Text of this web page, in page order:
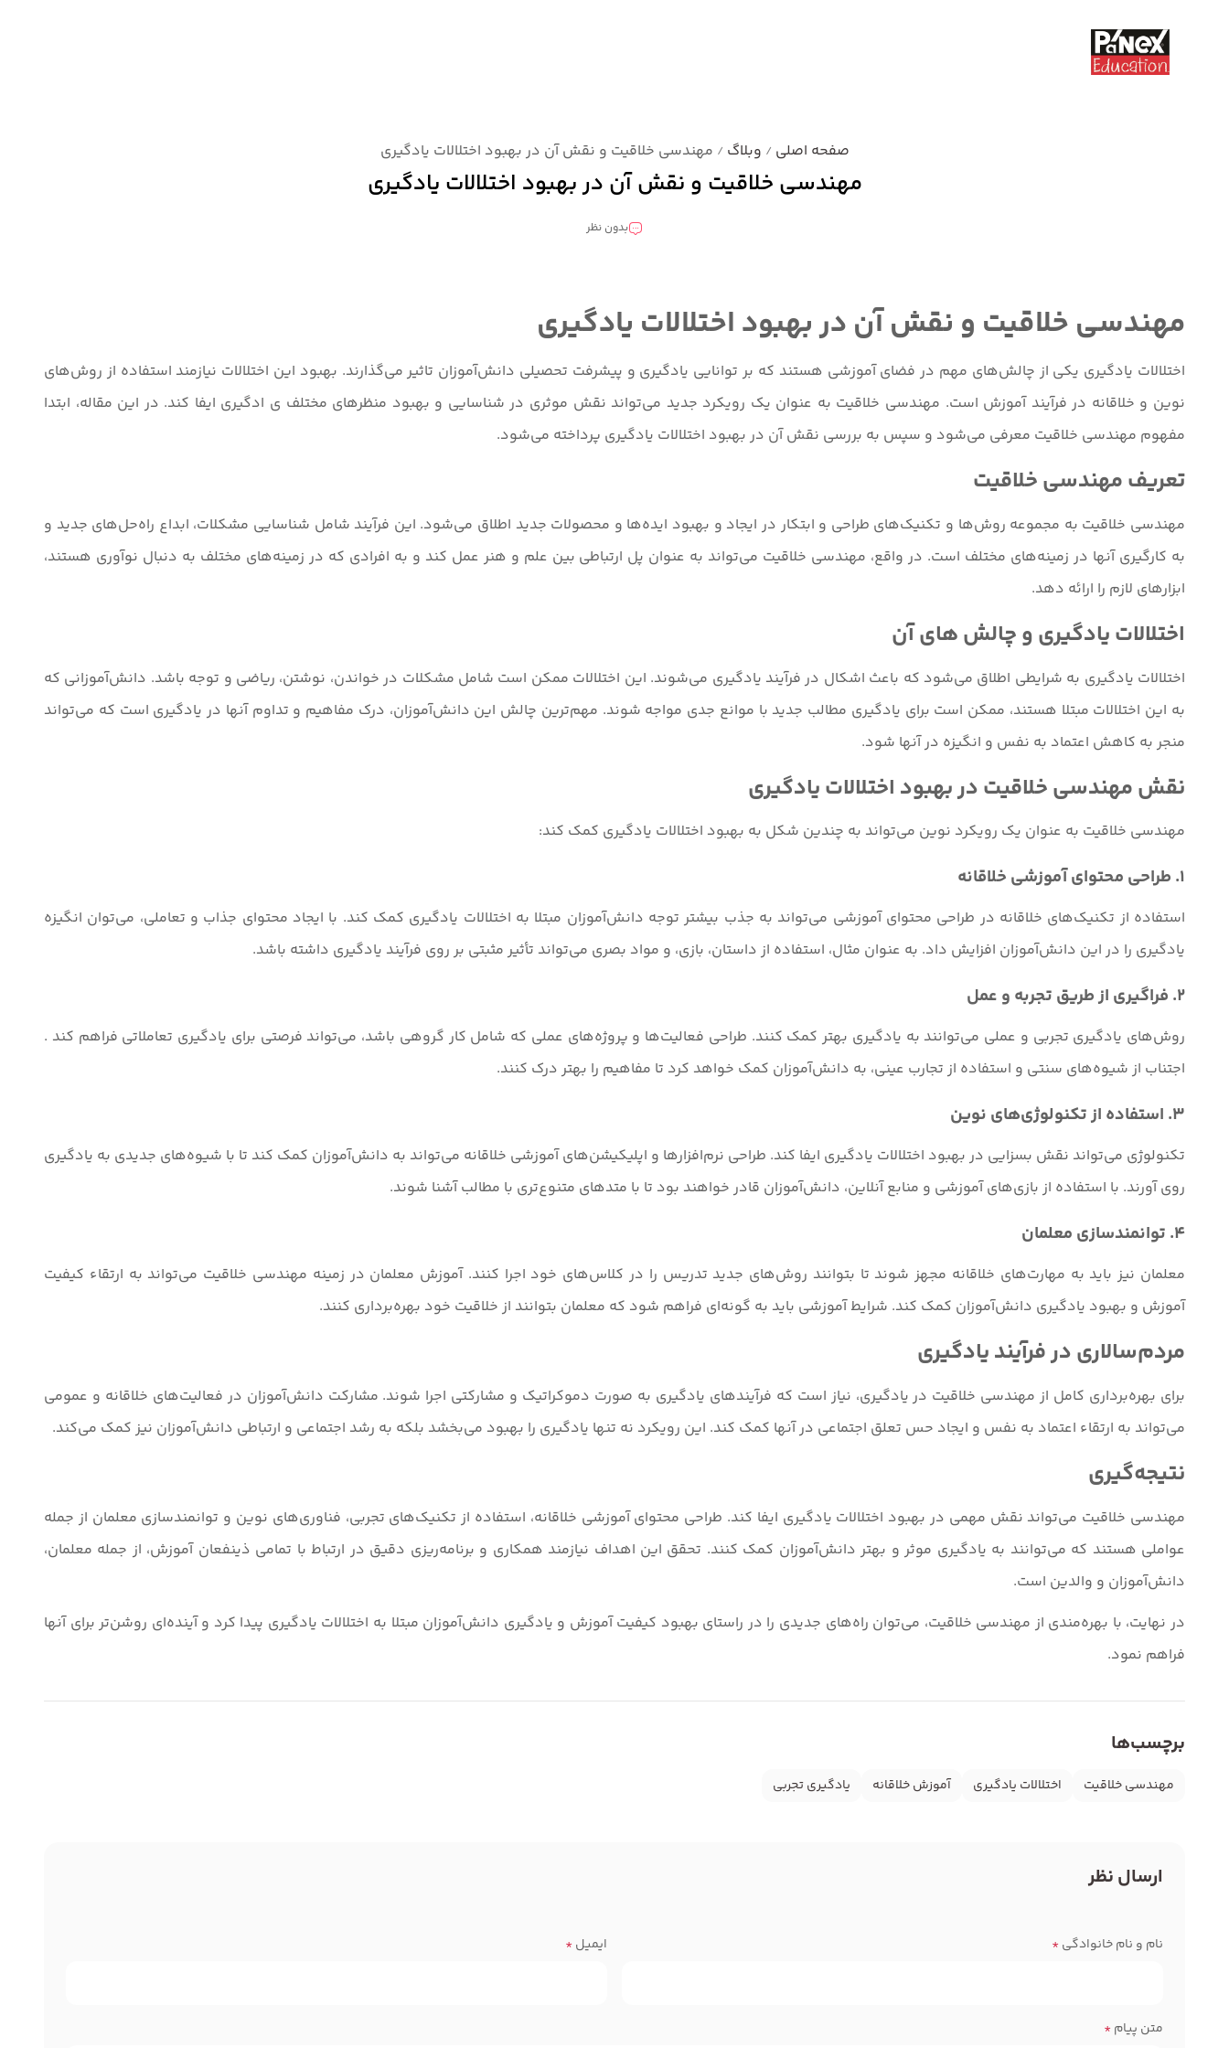
صفحه اصلی / وبلاگ / مهندسی خلاقیت و نقش آن در بهبود اختلالات یادگیری
مهندسی خلاقیت و نقش آن در بهبود اختلالات یادگیری
بدون نظر
مهندسی خلاقیت و نقش آن در بهبود اختلالات یادگیری
اختلالات یادگیری یکی از چالش‌های مهم در فضای آموزشی هستند که بر توانایی یادگیری و پیشرفت تحصیلی دانش‌آموزان تاثیر می‌گذارند. بهبود این اختلالات نیازمند استفاده از روش‌های
نوین و خلاقانه در فرآیند آموزش است. مهندسی خلاقیت به عنوان یک رویکرد جدید می‌تواند نقش موثری در شناسایی و بهبود منظرهای مختلف ی ادگیری ایفا کند. در این مقاله، ابتدا
مفهوم مهندسی خلاقیت معرفی می‌شود و سپس به بررسی نقش آن در بهبود اختلالات یادگیری پرداخته می‌شود.
تعریف مهندسی خلاقیت
مهندسی خلاقیت به مجموعه روش‌ها و تکنیک‌های طراحی و ابتکار در ایجاد و بهبود ایده‌ها و محصولات جدید اطلاق می‌شود. این فرآیند شامل شناسایی مشکلات، ابداع راه‌حل‌های جدید و
به کارگیری آنها در زمینه‌های مختلف است. در واقع، مهندسی خلاقیت می‌تواند به عنوان پل ارتباطی بین علم و هنر عمل کند و به افرادی که در زمینه‌های مختلف به دنبال نوآوری هستند،
ابزارهای لازم را ارائه دهد.
اختلالات یادگیری و چالش ‌های آن
اختلالات یادگیری به شرایطی اطلاق می‌شود که باعث اشکال در فرآیند یادگیری می‌شوند. این اختلالات ممکن است شامل مشکلات در خواندن، نوشتن، ریاضی و توجه باشد. دانش‌آموزانی که
به این اختلالات مبتلا هستند، ممکن است برای یادگیری مطالب جدید با موانع جدی مواجه شوند. مهم‌ترین چالش این دانش‌آموزان، درک مفاهیم و تداوم آنها در یادگیری است که می‌تواند
منجر به کاهش اعتماد به نفس و انگیزه در آنها شود.
نقش مهندسی خلاقیت در بهبود اختلالات یادگیری
مهندسی خلاقیت به عنوان یک رویکرد نوین می‌تواند به چندین شکل به بهبود اختلالات یادگیری کمک کند:
1. طراحی محتوای آموزشی خلاقانه
استفاده از تکنیک‌های خلاقانه در طراحی محتوای آموزشی می‌تواند به جذب بیشتر توجه دانش‌آموزان مبتلا به اختلالات یادگیری کمک کند. با ایجاد محتوای جذاب و تعاملی، می‌توان انگیزه
یادگیری را در این دانش‌آموزان افزایش داد. به عنوان مثال، استفاده از داستان، بازی، و مواد بصری می‌تواند تأثیر مثبتی بر روی فرآیند یادگیری داشته باشد.
2. فراگیری از طریق تجربه و عمل
روش‌های یادگیری تجربی و عملی می‌توانند به یادگیری بهتر کمک کنند. طراحی فعالیت‌ها و پروژه‌های عملی که شامل کار گروهی باشد، می‌تواند فرصتی برای یادگیری تعاملاتی فراهم کند .
اجتناب از شیوه‌های سنتی و استفاده از تجارب عینی، به دانش‌آموزان کمک خواهد کرد تا مفاهیم را بهتر درک کنند.
3. استفاده از تکنولوژی‌های نوین
تکنولوژی می‌تواند نقش بسزایی در بهبود اختلالات یادگیری ایفا کند. طراحی نرم‌افزارها و اپلیکیشن‌های آموزشی خلاقانه می‌تواند به دانش‌آموزان کمک کند تا با شیوه‌های جدیدی به یادگیری
روی آورند. با استفاده از بازی‌های آموزشی و منابع آنلاین، دانش‌آموزان قادر خواهند بود تا با متدهای متنوع‌تری با مطالب آشنا شوند.
4. توانمندسازی معلمان
معلمان نیز باید به مهارت‌های خلاقانه مجهز شوند تا بتوانند روش‌های جدید تدریس را در کلا‌س‌های خود اجرا کنند. آموزش معلمان در زمینه مهندسی خلاقیت می‌تواند به ارتقاء کیفیت
آموزش و بهبود یادگیری دانش‌آموزان کمک کند. شرایط آموزشی باید به گونه‌ای فراهم شود که معلمان بتوانند از خلاقیت خود بهره‌برداری کنند.
مردم‌سالاری در فرآیند یادگیری
برای بهره‌برداری کامل از مهندسی خلاقیت در یادگیری، نیاز است که فرآیندهای یادگیری به صورت دموکراتیک و مشارکتی اجرا شوند. مشارکت دانش‌آموزان در فعالیت‌های خلاقانه و عمومی
می‌تواند به ارتقاء اعتماد به نفس و ایجاد حس تعلق اجتماعی در آنها کمک کند. این رویکرد نه تنها یادگیری را بهبود می‌بخشد بلکه به رشد اجتماعی و ارتباطی دانش‌آموزان نیز کمک می‌کند.
نتیجه‌گیری
مهندسی خلاقیت می‌تواند نقش مهمی در بهبود اختلالات یادگیری ایفا کند. طراحی محتوای آموزشی خلاقانه، استفاده از تکنیک‌های تجربی، فناوری‌های نوین و توانمندسازی معلمان از جمله
عواملی هستند که می‌توانند به یادگیری موثر و بهتر دانش‌آموزان کمک کنند. تحقق این اهداف نیازمند همکاری و برنامه‌ریزی دقیق در ارتباط با تمامی ذینفعان آموزش، از جمله معلمان،
دانش‌آموزان و والدین است.
در نهایت، با بهره‌مندی از مهندسی خلاقیت، می‌توان راه‌های جدیدی را در راستای بهبود کیفیت آموزش و یادگیری دانش‌آموزان مبتلا به اختلالات یادگیری پیدا کرد و آینده‌ای روشن‌تر برای آنها
فراهم نمود.
برچسب‌ها
مهندسی خلاقیت اختلالات یادگیری آموزش خلاقانه یادگیری تجربی
ارسال نظر
نام و نام خانوادگی* ایمیل*
متن پیام*